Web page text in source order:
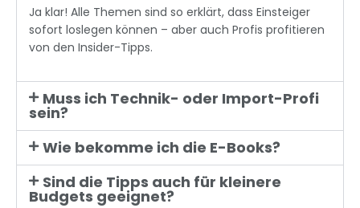
Ja klar! Alle Themen sind so erklärt, dass Einsteiger
sofort loslegen können – aber auch Profis profitieren
von den Insider-Tipps.
Muss ich Technik- oder Import-Profi
sein?
Wie bekomme ich die E-Books?
Sind die Tipps auch für kleinere
Budgets geeignet?